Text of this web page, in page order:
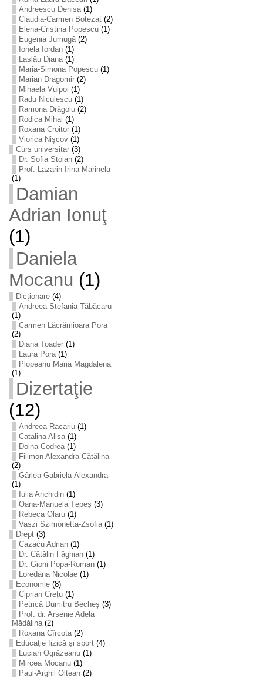
Andreescu Denisa(1)
Claudia-Carmen Botezat(2)
Elena-Cristina Popescu(1)
Eugenia Jumugă(2)
Ionela Iordan(1)
Laslău Diana(1)
Maria-Simona Popescu(1)
Marian Dragomir(2)
Mihaela Vulpoi (1)
Radu Niculescu(1)
Ramona Drăgoiu(2)
Rodica Mihai (1)
Roxana Croitor(1)
Viorica Nişcov(1)
Curs universitar(3)
Dr. Sofia Stoian(2)
Prof. Lazarin Irina Marinela
(1)
Damian
Adrian Ionuţ
(1)
Daniela
Mocanu (1)
Dicționare(4)
Andreea-Ștefania Tăbăcaru
(1)
Carmen Lăcrămioara Pora
(2)
Diana Toader(1)
Laura Pora(1)
Plopeanu Maria Magdalena
(1)
Dizertaţie
(12)
Andreea Racariu(1)
Catalina Alisa(1)
Doina Codrea(1)
Filimon Alexandra-Cătălina
(2)
Gârlea Gabriela-Alexandra
(1)
Iulia Anchidin(1)
Oana-Manuela Ţepeş (3)
Rebeca Olaru(1)
Vaszi Szimonetta-Zsófia(1)
Drept(3)
Cazacu Adrian(1)
Dr. Cătălin Făghian(1)
Dr. Gioni Popa-Roman(1)
Loredana Nicolae(1)
Economie(8)
Ciprian Crețu(1)
Petrică Dumitru Becheș (3)
Prof. dr. Arsenie Adela
Mădălina(2)
Roxana Cîrcota(2)
Educaţie fizică şi sport(4)
Lucian Ogrăzeanu(1)
Mircea Mocanu(1)
Paul-Arghil Oltean(2)